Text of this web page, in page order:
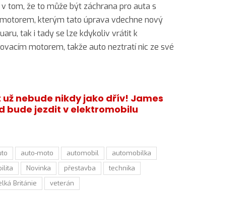
tom, že to může být záchrana pro auta s
kterým tato úprava vdechne nový
tak i tady se lze kdykoliv vrátit k
motorem, takže auto neztratí nic ze své
už nebude nikdy jako dřív! James
bude jezdit v elektromobilu
auto-moto automobil
automobilka
Novinka přestavba
technika
Británie veterán